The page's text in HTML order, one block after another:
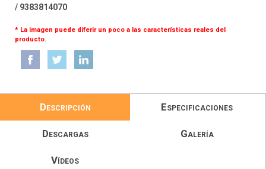
/ 9383814070
* La imagen puede diferir un poco a las características reales del
producto.
Descripción Especificaciones
Descargas Galería
Vídeos